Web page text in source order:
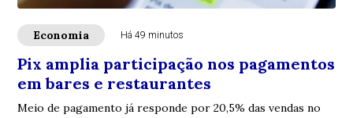
Economia Há 49 minutos
Pix amplia participação nos pagamentos
em bares e restaurantes
Meio de pagamento já responde por 20,5% das vendas no